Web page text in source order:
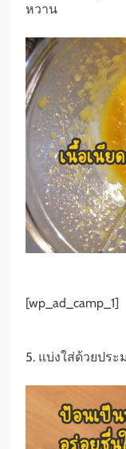
หวาน
[wp_ad_camp_1]
5. แบ่งใส่ด้วยปร